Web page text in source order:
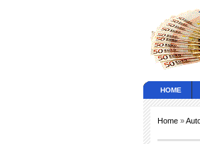
HOME
Home »